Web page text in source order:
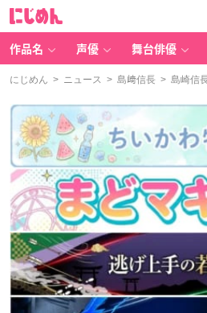
作品名 声優 舞台俳優
にじめん > ニュース > 島﨑信長 > 島崎信